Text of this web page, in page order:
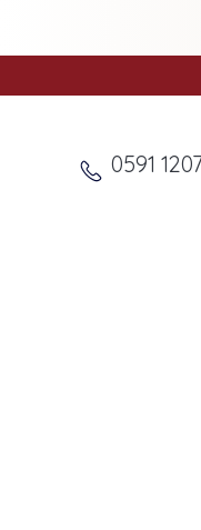
0591